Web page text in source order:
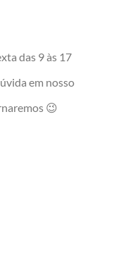
das 9 às 17
em nosso
😉